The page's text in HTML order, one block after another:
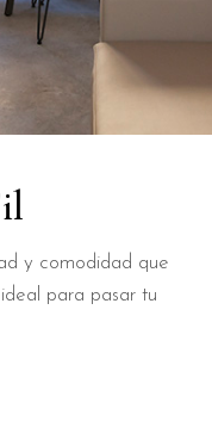
y comodidad que
para pasar tu